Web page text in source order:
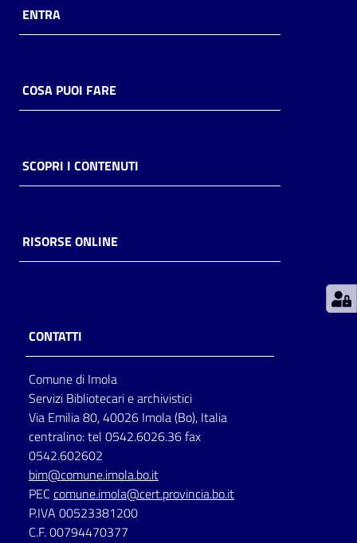
online
Piani
Decentrate
Seguici
su
ENTRA
COSA PUOI FARE
SCOPRI I CONTENUTI
RISORSE ONLINE
CONTATTI
Comune di Imola
Servizi Bibliotecari e archivistici
Via Emilia 80, 40026 Imola (Bo), Italia
centralino: tel 0542.6026.36 fax
0542.602602
bim@comune.imola.bo.it
PEC comune.imola@cert.provincia.bo.it
P.IVA 00523381200
C.F. 00794470377